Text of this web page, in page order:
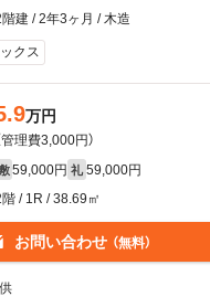
建 / 2年3ヶ月 / 木造
クス
万円
管理費3,000円）
59,000円 礼 59,000円
/ 1R / 38.69㎡
お問い合わせ （無料）